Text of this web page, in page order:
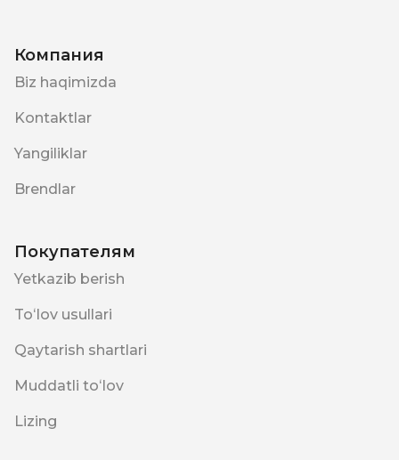
Компания
Biz haqimizda
Kontaktlar
Yangiliklar
Brendlar
Покупателям
Yetkazib berish
Toʻlov usullari
Qaytarish shartlari
Muddatli toʻlov
Lizing